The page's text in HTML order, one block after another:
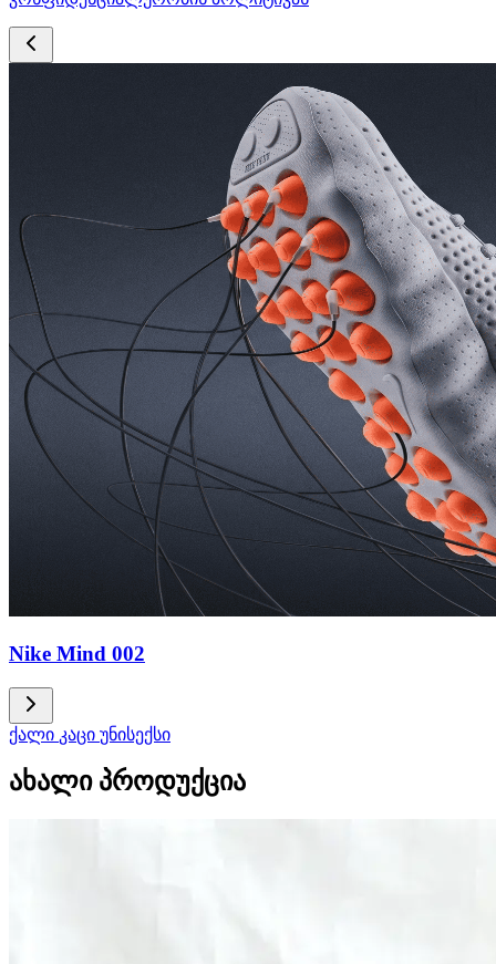
Nike Mind 002
ქალი კაცი უნისექსი
ახალი პროდუქცია